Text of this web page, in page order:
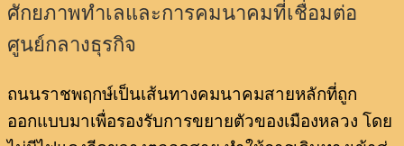
ศักยภาพทำเลและการคมนาคมที่เชื่อมต่อ
ศูนย์กลางธุรกิจ
ถนนราชพฤกษ์เป็นเส้นทางคมนาคมสายหลักที่ถูก
ออกแบบมาเพื่อรองรับการขยายตัวของเมืองหลวง โดย